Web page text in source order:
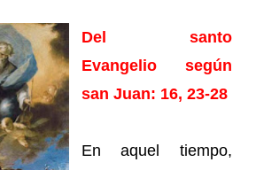
Del santo
Evangelio según
san Juan: 16, 23-28
En aquel tiempo,